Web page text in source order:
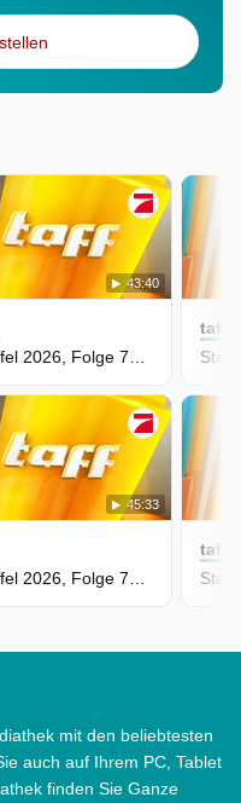
43:40
Staffel 2026, Folge 79 - Von der Bühne ins Rathaus: No Angels-Star Lucy will Bürgermeisterin werden
45:33
taff
taff
mit den beliebtesten
auch auf Ihrem PC, Tablet
finden Sie Ganze